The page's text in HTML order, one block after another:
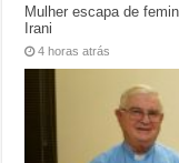
Mulher escapa de
Irani
4 horas atrás